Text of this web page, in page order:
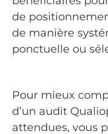
de
de manière
ponctuelle ou
Pour mieux
d’un audit
attendues, vous